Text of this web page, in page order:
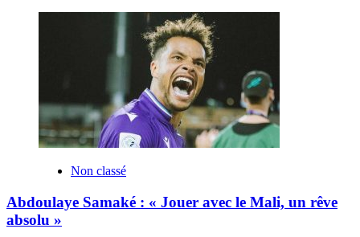
Non classé
Abdoulaye Samaké : « Jouer avec le Mali, un rêve
absolu »